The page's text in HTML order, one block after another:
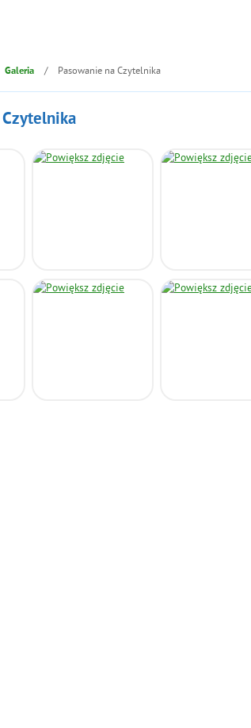
Galeria / Pasowanie na Czytelnika